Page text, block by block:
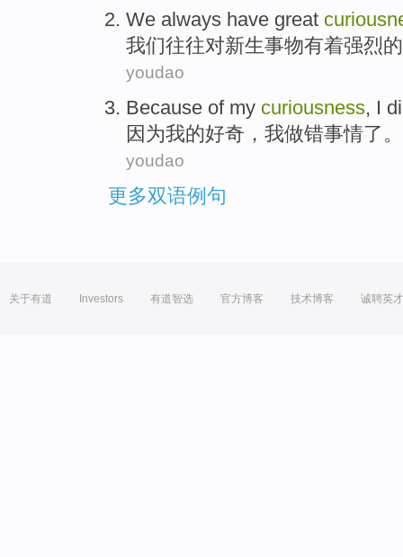
We always have great
我们往往对新生事物有着强烈
youdao
Because of my curiousness, I
因为我的好奇 ， 我做错事情了。
youdao
更多双语例句
关于有道 Investors 有道智选 官方博客 技术博客 诚聘英才